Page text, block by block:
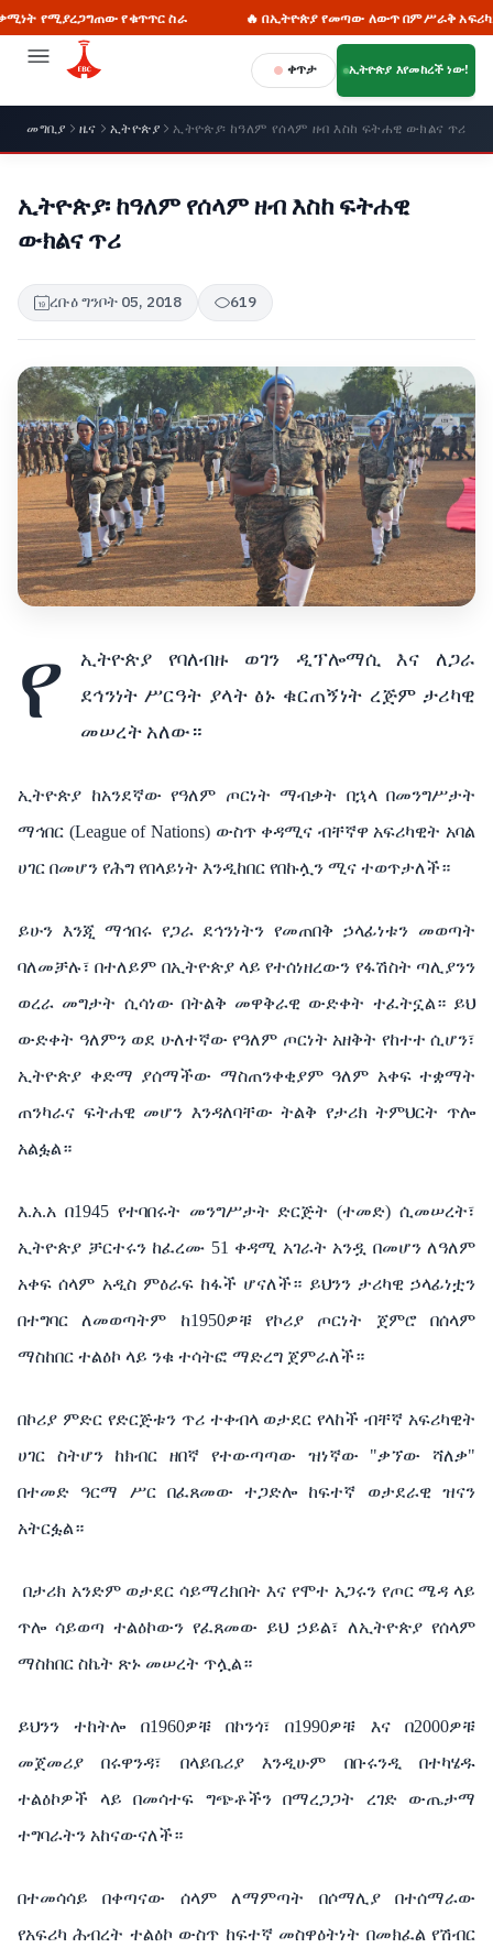
የቁጥጥር ስራ 🔥 በኢትዮጵያ የመጣው ለውጥ በምሥራቅ አፍሪካም ሆነ በዓለም
ቀጥታ ኢትዮጵያ እየመከረች ነው!
መግቢያ ዜና ኢትዮጵያ ኢትዮጵያ፡ ከዓለም የሰላም ዘብ እስከ ፍትሐዊ ውክልና ጥሪ
ኢትዮጵያ፡ ከዓለም የሰላም ዘብ እስከ ፍትሐዊ
ውክልና ጥሪ
ረቡዕ ግንቦት 05, 2018 619
የ ኢትዮጵያ የባለብዙ ወገን ዲፕሎማሲ እና
ለጋራ
ደኅንነት ሥርዓት ያላት ፅኑ ቁርጠኝነት ረጅም ታሪካዊ
መሠረት አለው።
ኢትዮጵያ ከአንደኛው የዓለም ጦርነት ማብቃት በኋላ በመንግሥታት
ማኅበር (League of Nations) ውስጥቀዳሚና ብቸኛዋ አፍሪካዊት አባል
ሀገር በመሆን የሕግ የበላይነት እንዲከበር የበኩሏን ሚና ተወጥታለች።
ይሁን እንጂ ማኅበሩ የጋራ ደኅንነትን የመጠበቅ ኃላፊነቱን መወጣት
ባለመቻሉ፣ በተለይም በኢትዮጵያ ላይ የተሰነዘረውን የፋሽስት ጣሊያንን
ወረራ መግታት ሲሳነው በትልቅ መዋቅራዊ ውድቀት ተፈትኗል። ይህ
ውድቀት ዓለምን ወደ ሁለተኛው የዓለም ጦርነት አዘቅት የከተተ ሲሆን፣
ኢትዮጵያ ቀድማ ያሰማችው ማስጠንቀቂያም ዓለም አቀፍ ተቋማት
ጠንካራና ፍትሐዊ መሆን እንዳለባቸው ትልቅ የታሪክ ትምህርት ጥሎ
አልፏል።
እ.አ.አ በ1945 የተባበሩት መንግሥታት ድርጅት (ተመድ)ሲመሠረት፣
ኢትዮጵያ ቻርተሩን ከፈረሙ 51 ቀዳሚ አገራት አንዷ በመሆን ለዓለም
አቀፍ ሰላም አዲስ ምዕራፍ ከፋች ሆናለች። ይህንን ታሪካዊ ኃላፊነቷን
በተግባር
ለመወጣትም ከ1950ዎቹ የኮሪያ ጦርነት ጀምሮ
በሰላም
ማስከበር ተልዕኮ ላይ ንቁ ተሳትፎ ማድረግ ጀምራለች።
በኮሪያ ምድር የድርጅቱን ጥሪ ተቀብላ ወታደር የላከች ብቸኛ አፍሪካዊት
ሀገር
ስትሆን ከክብር ዘበኛ የተውጣጣው ዝነኛው "ቃኘው ሻለቃ"
በተመድ
ዓርማ ሥር በፈጸመው ተጋድሎ ከፍተኛ ወታደራዊ
ዝናን
አትርፏል።
በታሪክ አንድም ወታደር ሳይማረክበት እና የሞተ አጋሩን የጦር ሜዳ ላይ
ጥሎ ሳይወጣ ተልዕኮውን የፈጸመው ይህ ኃይል፣ ለኢትዮጵያ የሰላም
ማስከበር ስኬት ጽኑ መሠረት ጥሏል።
ይህንን ተከትሎ በ1960ዎቹ በኮንጎ፣ በ1990ዎቹ እና በ2000ዎቹ
መጀመሪያ
በሩዋንዳ፣ በላይቤሪያ እንዲሁም በቡሩንዲ
በተካሄዱ
ተልዕኮዎች
ላይ በመሳተፍ ግጭቶችን በማረጋጋት ረገድ
ውጤታማ
ተግባራትን አከናውናለች።
በተመሳሳይ በቀጣናው ሰላም ለማምጣት በሶማሊያ
በተሰማራው
የአፍሪካ ሕብረት ተልዕኮ ውስጥ ከፍተኛ መስዋዕትነት በመክፈል የሽብር